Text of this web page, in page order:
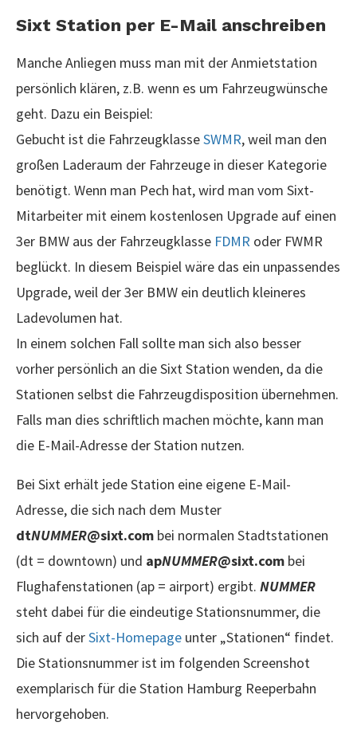
Sixt Station per E-Mail anschreiben
Manche Anliegen muss man mit der Anmietstation
persönlich klären, z.B. wenn es um Fahrzeugwünsche
geht. Dazu ein Beispiel:
Gebucht ist die FahrzeugklasseSWMR, weil man den
großen Laderaum der Fahrzeuge in dieser Kategorie
benötigt. Wenn man Pech hat, wird man vom Sixt-
Mitarbeiter mit einem kostenlosen Upgrade auf einen
3er BMW aus der Fahrzeugklasse FDMR oder FWMR
beglückt. In diesem Beispiel wäre das ein unpassendes
Upgrade, weil der 3er BMW ein deutlich kleineres
Ladevolumen hat.
In einem solchen Fall sollte man sich also besser
vorher persönlich an die Sixt Station wenden, da die
Stationen selbst die Fahrzeugdisposition übernehmen.
Falls man dies schriftlich machen möchte, kann man
die E-Mail-Adresse der Station nutzen.
Bei Sixt erhält jede Station eine eigene E-Mail-
Adresse, die sich nach dem Muster
dtNUMMER@sixt.com bei normalen Stadtstationen
(dt = downtown) und apNUMMER@sixt.com bei
Flughafenstationen (ap = airport) ergibt. NUMMER
steht dabei für die eindeutige Stationsnummer, die
sich auf derSixt-Homepage unter „Stationen“ findet.
Die Stationsnummer ist im folgenden Screenshot
exemplarisch für die Station Hamburg Reeperbahn
hervorgehoben.